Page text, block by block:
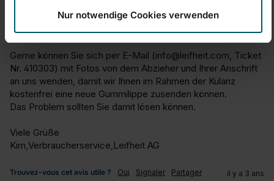
Nur notwendige Cookies verwenden
entsprochen hat. Wir möchten sicherstellen, dass Sie
zukünftig mit unseren Produkten zufrieden sind.
Gerne können Sie sich per E-Mail (info@leifheit.com, Ticket
Nr. 410303) mit Fotos von dem Abzieher und Ihrer Anschrift
an uns wenden, damit wir Ihnen im Rahmen der Kulanz
kostenfrei eine neue Gummilippe zusenden können.
Das Problem sollten Sie damit lösen können.
Viele Grüße
Kim,Verbraucherservice,Leifheit AG
Trouvez-vous cet avis utile ? Oui Signaler Partager il y a 3 ans